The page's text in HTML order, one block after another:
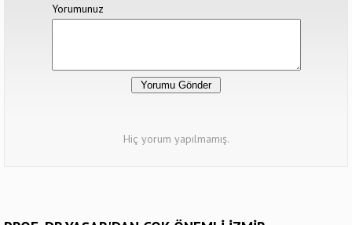
Yorumunuz
Hiç yorum yapılmamış.